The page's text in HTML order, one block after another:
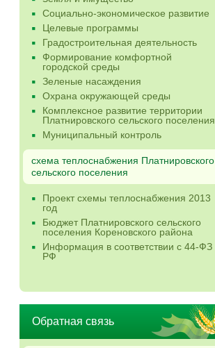
Социально-экономическое развитие
Целевые программы
Градостроительная деятельность
Формирование комфортной
городской среды
Зеленые насаждения
Охрана окружающей среды
Комплексное развитие территории
Платнировского сельского поселения
Муниципальный контроль
схема теплоснабжения Платнировского
сельского поселения
Проект схемы теплоснабжения 2013
год
Бюджет Платнировского сельского
поселения Кореновского района
Информация в соответствии с 44-ФЗ
РФ
Обратная связь